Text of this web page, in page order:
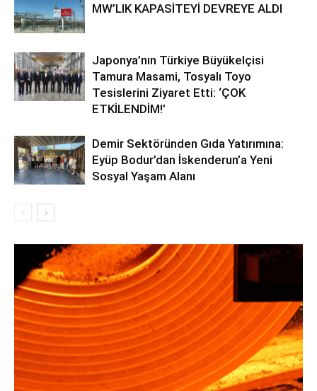
MW’LIK KAPASİTEYİ DEVREYE ALDI
Japonya’nın Türkiye Büyükelçisi
Tamura Masami, Tosyalı Toyo
Tesislerini Ziyaret Etti: ‘ÇOK
ETKİLENDİM!’
Demir Sektöründen Gıda Yatırımına:
Eyüp Bodur’dan İskenderun’a Yeni
Sosyal Yaşam Alanı